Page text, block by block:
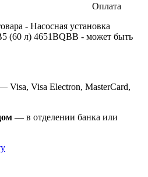
Оплата
- Насосная установка
(60 л) 4651BQBB - может быть
Visa, Visa Electron, MasterCard,
— в отделении банка или